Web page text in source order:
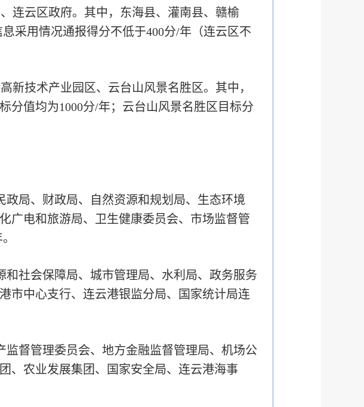
连云区政府。其中，东海县、灌南县、赣榆
采用情况通报得分不低于400分/年（连云区不
新技术产业园区、云台山风景名胜区。其中，
分值均为1000分/年；云台山风景名胜区目标分
局、财政局、自然资源和规划局、生态环境
广电和旅游局、卫生健康委员会、市场监督管
社会保障局、城市管理局、水利局、政务服务
市中心支行、连云港银监分局、国家统计局连
督管理委员会、地方金融监督管理局、机场公
、农业发展集团、国家安全局、连云港海事